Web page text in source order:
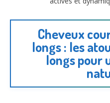
Cheveux
longs : les
longs pour